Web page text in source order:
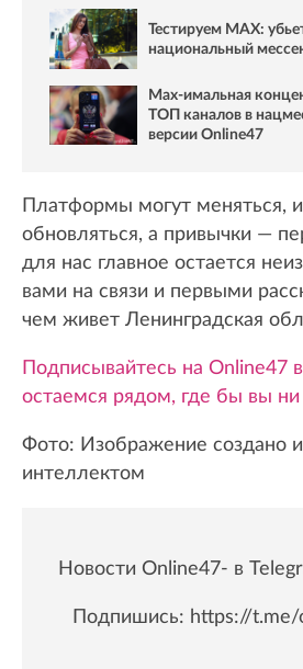
Тестируем MAX:
национальный
Max-имальная
ТОП каналов в
версии Online47
Платформы могут меняться,
обновляться, а привычки —
для нас главное остается
вами на связи и первыми
чем живет Ленинградская
Подписывайтесь на
остаемся рядом, где бы вы ни
Фото: Изображение создано
интеллектом
Новости Online47- в
Подпишись: https://t.me/